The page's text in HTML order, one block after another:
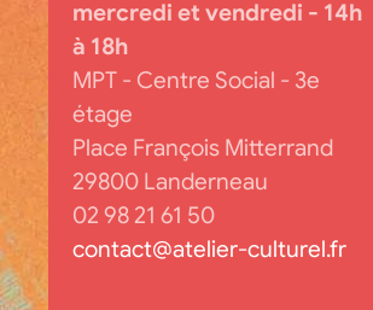
mercredi et vendredi - 14h
à 18h
MPT - Centre Social - 3e
étage
Place François Mitterrand
29800 Landerneau
02 98 21 61 50
contact@atelier-culturel.fr